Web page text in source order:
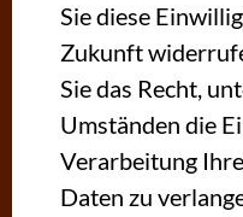
Sie diese
Zukunft
Sie das Recht,
Umständen die
Verarbeitung
Daten zu